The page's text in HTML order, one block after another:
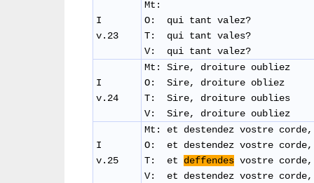
I
v.23
Mt:
O: qui tant valez?
T: qui tant vales?
V: qui tant valez?
I
v.24
Mt: Sire, droiture oubliez
O: Sire, droiture obliez
T: Sire, droiture oublies
V: Sire, droiture oubliez
I
v.25
Mt: et destendez vostre corde,
O: et destendez vostre
T: et deffendes vostre corde,
V: et destendez vostre corde,